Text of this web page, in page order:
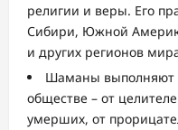
религии и веры. Его
Сибири, Южной
и других регионов
Шаманы выполняют
обществе – от
умерших, от